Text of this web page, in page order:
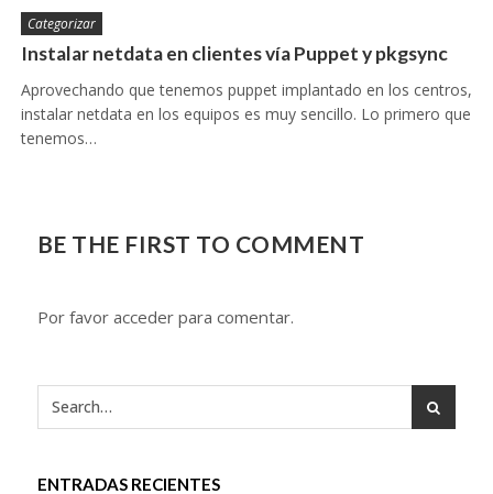
Categorizar
Instalar netdata en clientes vía Puppet y pkgsync
Aprovechando que tenemos puppet implantado en los centros,
instalar netdata en los equipos es muy sencillo. Lo primero que
tenemos…
BE THE FIRST TO COMMENT
Por favor acceder para comentar.
ENTRADAS RECIENTES